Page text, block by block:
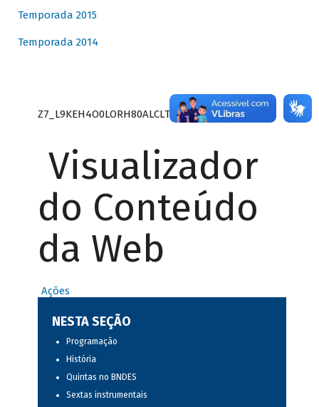
Temporada 2015
Temporada 2014
Z7_L9KEH4O0LORH80ALCLTPF80S27
Visualizador
do Conteúdo
da Web
Ações
NESTA SEÇÃO
Programação
História
Quintas no BNDES
Sextas instrumentais